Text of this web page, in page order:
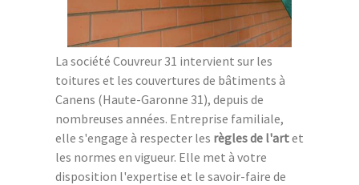
La société Couvreur 31 intervient sur les
toitures et les couvertures de bâtiments à
Canens (Haute-Garonne 31), depuis de
nombreuses années. Entreprise familiale,
elle s'engage à respecter les règles de l'artet
les normes en vigueur. Elle met à votre
disposition l'expertise et le savoir-faire de